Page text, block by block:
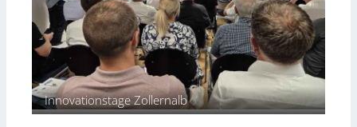
i
n
e
p
e
r
o
n
s
s
t
ä
Innovationstage Zollernalb